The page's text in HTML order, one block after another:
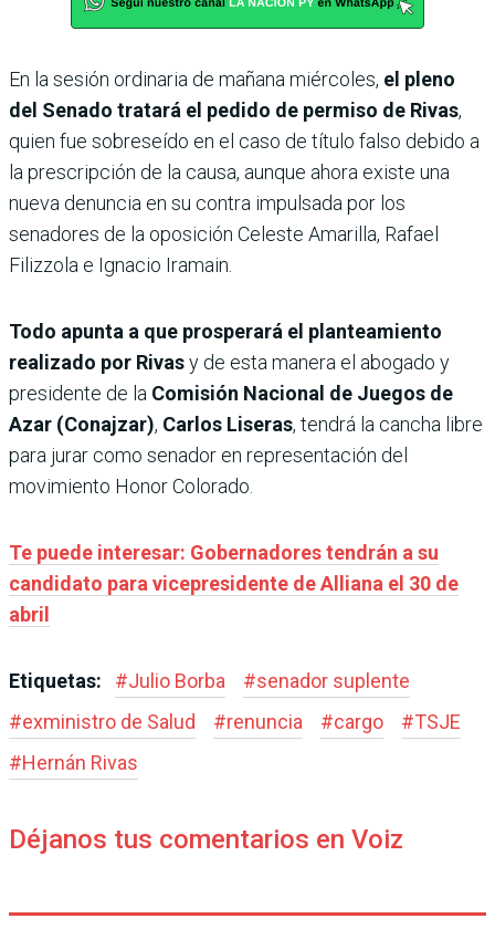
En la sesión ordinaria de mañana miércoles, el pleno
del Senado tratará el pedido de permiso de Rivas,
quien fue sobreseído en el caso de título falso debido a
la prescripción de la causa, aunque ahora existe una
nueva denuncia en su contra impulsada por los
senadores de la oposición Celeste Amarilla, Rafael
Filizzola e Ignacio Iramain.
Todo apunta a que prosperará el planteamiento
realizado por Rivasy de esta manera el abogado y
presidente de la Comisión Nacional de Juegos de
Azar (Conajzar), Carlos Liseras, tendrá la cancha libre
para jurar como senador en representación del
movimiento Honor Colorado.
Te puede interesar: Gobernadores tendrán a su
candidato para vicepresidente de Alliana el 30 de
abril
Etiquetas: #Julio Borba #senador suplente
#exministro de Salud #renuncia #cargo #TSJE
#Hernán Rivas
Déjanos tus comentarios en Voiz